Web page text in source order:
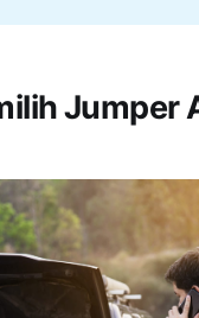
Jumper